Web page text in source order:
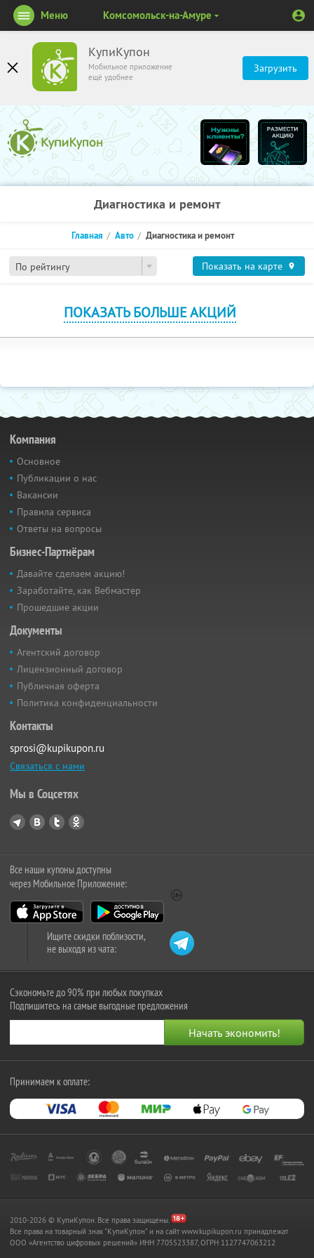
КупиКупон
Мобильное приложение
ещё удобнее
Загрузить
Меню Комсомольск-на-Амуре
Диагностика и ремонт
По рейтингу
Главная Авто Диагностика и ремонт
Показать на карте
ПОКАЗАТЬ БОЛЬШЕ АКЦИЙ
Компания
Основное
Публикации о нас
Вакансии
Правила сервиса
Ответы на вопросы
Бизнес-Партнёрам
Давайте сделаем акцию!
Заработайте, как Вебмастер
Прошедшие акции
Документы
Агентский договор
Лицензионный договор
Публичная оферта
Политика конфиденциальности
Контакты
sprosi@kupikupon.ru
Связаться с нами
Мы в Соцсетях
Все наши купоны доступны
через Мобильное Приложение:
Ищите скидки поблизости,
не выходя из чата:
Сэкономьте до 90% при любых покупках
Подпишитесь на самые выгодные предложения
Принимаем к оплате:
2010-2026 © КупиКупон. Все права защищены.
Все права на товарный знак "КупиКупон" и на сайт www.kupikupon.ru принадлежат
OOO «Агентство цифровых решений» ИНН 7705523387, ОГРН 1127747063212